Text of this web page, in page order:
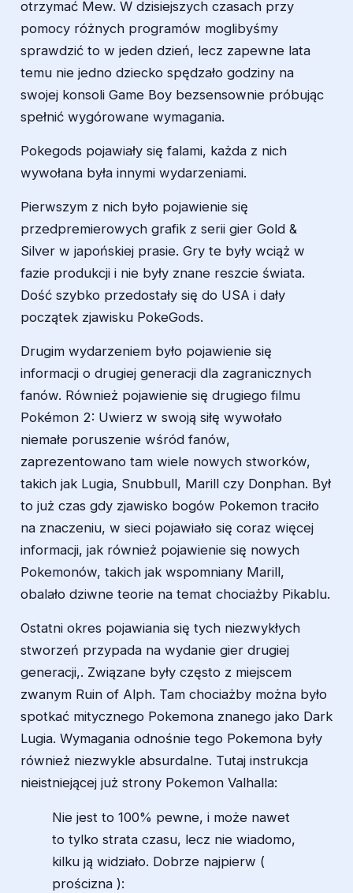
otrzymać Mew. W dzisiejszych czasach przy
pomocy różnych programów moglibyśmy
sprawdzić to w jeden dzień, lecz zapewne lata
temu nie jedno dziecko spędzało godziny na
swojej konsoli Game Boy bezsensownie próbując
spełnić wygórowane wymagania.
Pokegods pojawiały się falami, każda z nich
wywołana była innymi wydarzeniami.
Pierwszym z nich było pojawienie się
przedpremierowych grafik z serii gier Gold &
Silver w japońskiej prasie. Gry te były wciąż w
fazie produkcji i nie były znane reszcie świata.
Dość szybko przedostały się do USA i dały
początek zjawisku PokeGods.
Drugim wydarzeniem było pojawienie się
informacji o drugiej generacji dla zagranicznych
fanów. Również pojawienie się drugiego filmu
Pokémon 2: Uwierz w swoją siłę wywołało
niemałe poruszenie wśród fanów,
zaprezentowano tam wiele nowych stworków,
takich jak Lugia, Snubbull, Marill czy Donphan. Był
to już czas gdy zjawisko bogów Pokemon traciło
na znaczeniu, w sieci pojawiało się coraz więcej
informacji, jak również pojawienie się nowych
Pokemonów, takich jak wspomniany Marill,
obalało dziwne teorie na temat chociażby Pikablu.
Ostatni okres pojawiania się tych niezwykłych
stworzeń przypada na wydanie gier drugiej
generacji,. Związane były często z miejscem
zwanym Ruin of Alph. Tam chociażby można było
spotkać mitycznego Pokemona znanego jako Dark
Lugia. Wymagania odnośnie tego Pokemona były
również niezwykle absurdalne. Tutaj instrukcja
nieistniejącej już strony Pokemon Valhalla:
Nie jest to 100% pewne, i może nawet
to tylko strata czasu, lecz nie wiadomo,
kilku ją widziało. Dobrze najpierw (
prościzna ):